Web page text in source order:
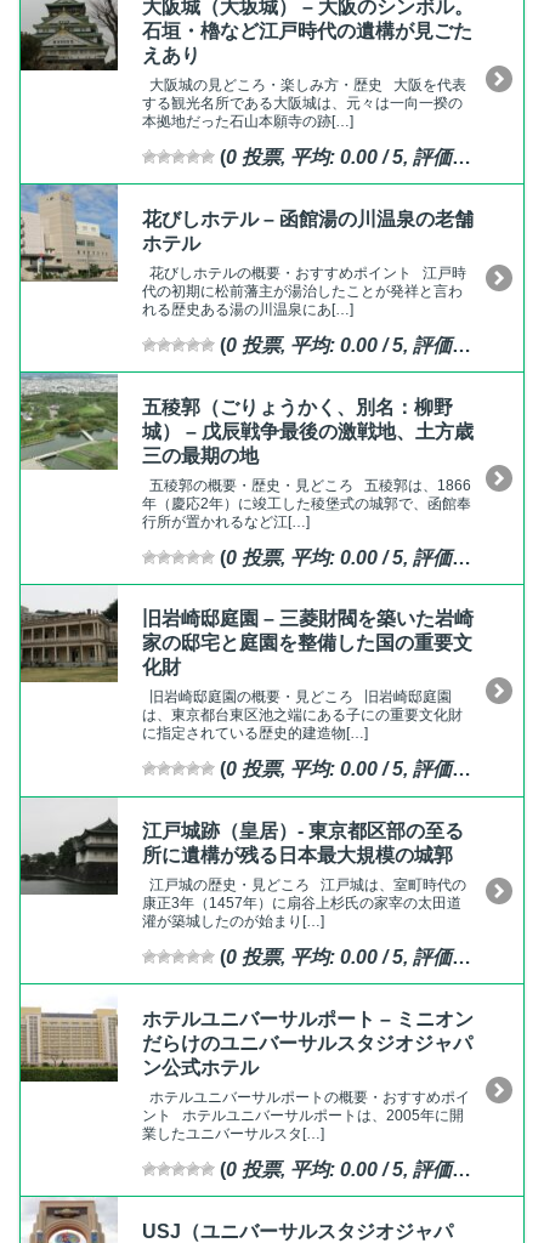
大阪城（大坂城） – 大阪のシンボル。
石垣・櫓など江戸時代の遺構が見ごた
えあり
大阪城の見どころ・楽しみ方・歴史 大阪を代表
する観光名所である大阪城は、元々は一向一揆の
本拠地だった石山本願寺の跡[…]
(0 投票, 平均: 0.00 / 5, 評価済
花びしホテル – 函館湯の川温泉の老舗
ホテル
花びしホテルの概要・おすすめポイント 江戸時
代の初期に松前藩主が湯治したことが発祥と言わ
れる歴史ある湯の川温泉にあ[…]
(0 投票, 平均: 0.00 / 5, 評価済
五稜郭（ごりょうかく、別名：柳野
城） – 戊辰戦争最後の激戦地、土方歳
三の最期の地
五稜郭の概要・歴史・見どころ 五稜郭は、1866
年（慶応2年）に竣工した稜堡式の城郭で、函館奉
行所が置かれるなど江[…]
(0 投票, 平均: 0.00 / 5, 評価済
旧岩崎邸庭園 – 三菱財閥を築いた岩崎
家の邸宅と庭園を整備した国の重要文
化財
旧岩崎邸庭園の概要・見どころ 旧岩崎邸庭園
は、東京都台東区池之端にある子にの重要文化財
に指定されている歴史的建造物[…]
(0 投票, 平均: 0.00/ 5, 評価済
江戸城跡（皇居）- 東京都区部の至る
所に遺構が残る日本最大規模の城郭
江戸城の歴史・見どころ 江戸城は、室町時代の
康正3年（1457年）に扇谷上杉氏の家宰の太田道
灌が築城したのが始まり[…]
(0 投票, 平均: 0.00 / 5, 評価済
ホテルユニバーサルポート – ミニオン
だらけのユニバーサルスタジオジャパ
ン公式ホテル
ホテルユニバーサルポートの概要・おすすめポイ
ント ホテルユニバーサルポートは、2005年に開
業したユニバーサルスタ[…]
(0 投票, 平均: 0.00 / 5, 評価済
USJ（ユニバーサルスタジオジャパ